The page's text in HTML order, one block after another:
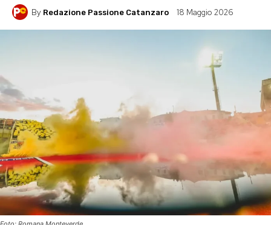
By Redazione Passione Catanzaro 18 Maggio 2026